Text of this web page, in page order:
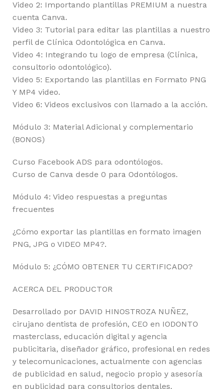
Video 2: Importando plantillas PREMIUM a nuestra
cuenta Canva.
Video 3: Tutorial para editar las plantillas a nuestro
perfil de Clínica Odontológica en Canva.
Video 4: Integrando tu logo de empresa (Clínica,
consultorio odontológico).
Video 5: Exportando las plantillas en Formato PNG
Y MP4 video.
Video 6: Videos exclusivos con llamado a la acción.
Módulo 3: Material Adicional y complementario
(BONOS)
Curso Facebook ADS para odontólogos.
Curso de Canva desde 0 para Odontólogos.
Módulo 4: Video respuestas a preguntas
frecuentes
¿Cómo exportar las plantillas en formato imagen
PNG, JPG o VIDEO MP4?.
Módulo 5: ¿CÓMO OBTENER TU CERTIFICADO?
ACERCA DEL PRODUCTOR
Desarrollado por DAVID HINOSTROZA NUÑEZ,
cirujano dentista de profesión, CEO en IODONTO
masterclass, educación digital y agencia
publicitaria, diseñador gráfico, profesional en redes
y telecomunicaciones, actualmente con agencias
de publicidad en salud, negocio propio y asesoría
en publicidad para consultorios dentales.